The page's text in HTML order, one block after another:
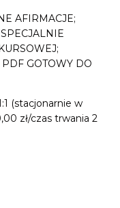
AFIRMACJE;
GOTOWY DO
(stacjonarnie w
zł/czas trwania 2